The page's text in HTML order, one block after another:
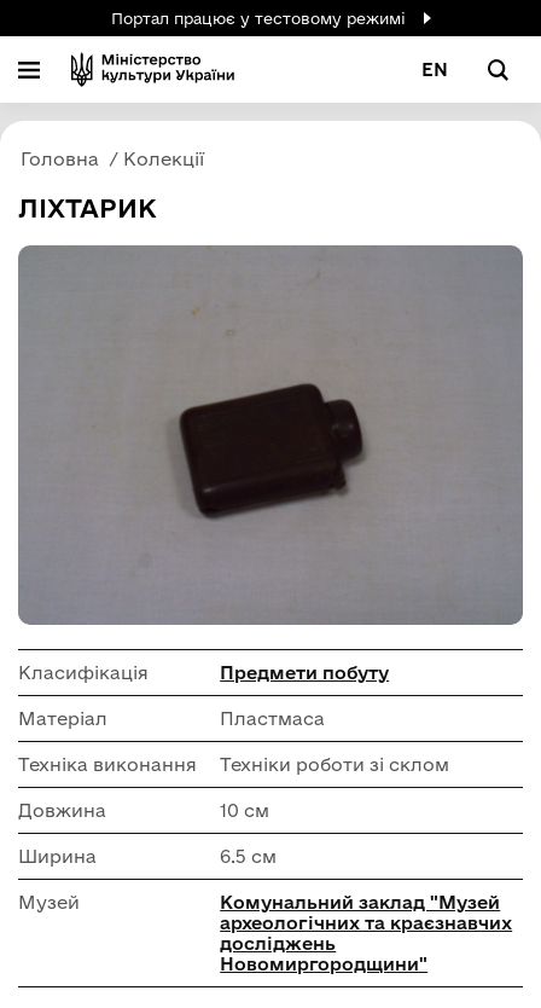
Портал працює у тестовому режимі
EN
Головна Колекції
ЛІХТАРИК
Класифікація Предмети побуту
Матеріал Пластмаса
Техніка виконання Техніки роботи зі склом
Довжина 10 см
Ширина 6.5 см
Музей
Комунальний заклад "Музей
археологічних та краєзнавчих
досліджень
Новомиргородщини"